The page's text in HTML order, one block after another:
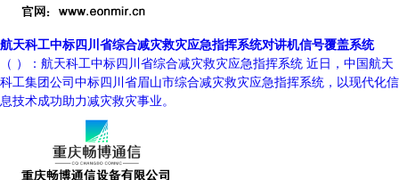
航天科工中标四川省综合减灾救灾应急指挥系统对讲机信号覆盖系统
（ ）：航天科工中标四川省综合减灾救灾应急指挥系统 近日，中国航天
科工集团公司中标四川省眉山市综合减灾救灾应急指挥系统，以现代化信
息技术成功助力减灾救灾事业。